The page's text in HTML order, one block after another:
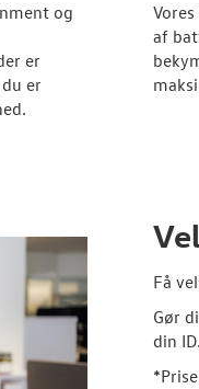
og
er
er
af
Få
Gør
din